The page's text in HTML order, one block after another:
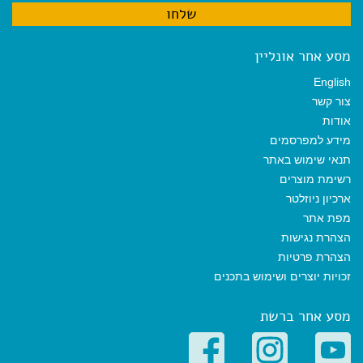
מסע אחר אונליין
English
צור קשר
אודות
מידע למפרסמים
תנאי שימוש באתר
רשימת מוצרים
ארכיון ניוזלטר
מפת אתר
הצהרת נגישות
הצהרת פרטיות
זכויות יוצרים ושימוש בתכנים
מסע אחר ברשת